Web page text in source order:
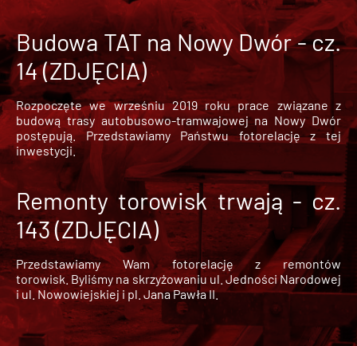
Budowa TAT na Nowy Dwór - cz.
14 (ZDJĘCIA)
Rozpoczęte we wrześniu 2019 roku prace związane z
budową trasy autobusowo-tramwajowej na Nowy Dwór
postępują. Przedstawiamy Państwu fotorelację z tej
inwestycji.
Remonty torowisk trwają - cz.
143 (ZDJĘCIA)
Przedstawiamy Wam fotorelację z remontów
torowisk. Byliśmy na skrzyżowaniu ul. Jedności Narodowej
i ul. Nowowiejskiej i pl. Jana Pawła II.